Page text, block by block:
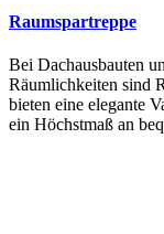
Raumspartreppe
Bei Dachausbauten
Räumlichkeiten sind
bieten eine elegante
ein Höchstmaß an